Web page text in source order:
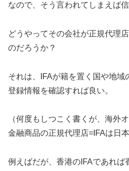
なので、そう言われてしまえば
どうやってその会社が正規代理
のだろうか？
それは、IFAが籍を置く国や地域
登録情報を確認すれば良い。
（何度もしつこく書くが、海外
金融商品の正規代理店=IFAは日
例えばだが、香港のIFAであれば